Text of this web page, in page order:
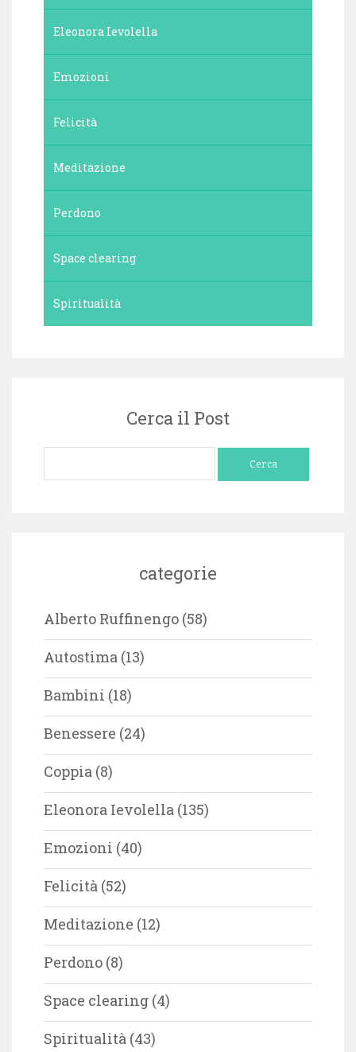
Eleonora Ievolella
Emozioni
Felicità
Meditazione
Perdono
Space clearing
Spiritualità
Cerca il Post
categorie
Alberto Ruffinengo (58)
Autostima (13)
Bambini (18)
Benessere (24)
Coppia (8)
Eleonora Ievolella (135)
Emozioni (40)
Felicità (52)
Meditazione (12)
Perdono (8)
Space clearing (4)
Spiritualità (43)